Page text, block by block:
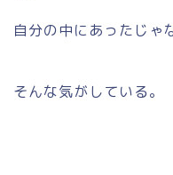
自分の中にあったじゃ
そんな気がしている。